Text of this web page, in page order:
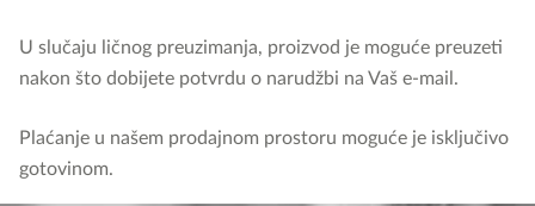
U slučaju ličnog preuzimanja, proizvod je moguće preuzeti
nakon što dobijete potvrdu o narudžbi na Vaš e-mail.
Plaćanje u našem prodajnom prostoru moguće je isključivo
gotovinom.